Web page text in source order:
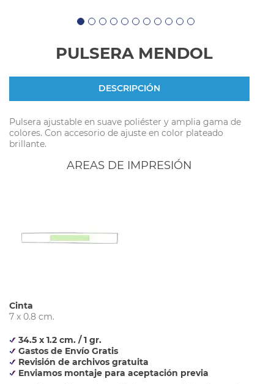
PULSERA MENDOL
DESCRIPCIÓN
Pulsera ajustable en suave poliéster y amplia gama de
colores. Con accesorio de ajuste en color plateado
brillante.
AREAS DE IMPRESIÓN
Cinta
7 x 0.8 cm.
34.5 x 1.2 cm. / 1 gr.
Gastos de Envío Gratis
Revisión de archivos gratuita
Enviamos montaje para aceptación previa